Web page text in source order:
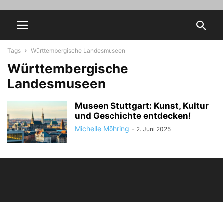
Tags Württembergische Landesmuseen
Württembergische
Landesmuseen
Museen Stuttgart: Kunst, Kultur
und Geschichte entdecken!
Michelle Möhring - 2. Juni 2025